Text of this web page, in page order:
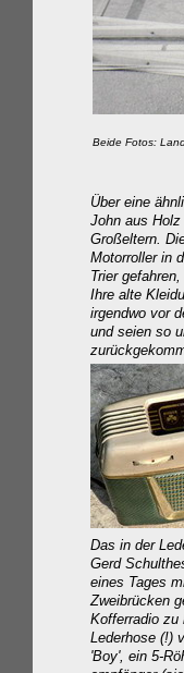
Beide Fotos:
Über eine
John aus
Großeltern.
Motorroller in
Trier
Ihre alte
irgendwo vor
und seien so
Das in der
Gerd
eines Tages
Zweibrücken
Kofferradio zu
Lederhose (!)
'Boy', ein 5-